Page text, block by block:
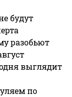
будут
разобьют
выглядит
по